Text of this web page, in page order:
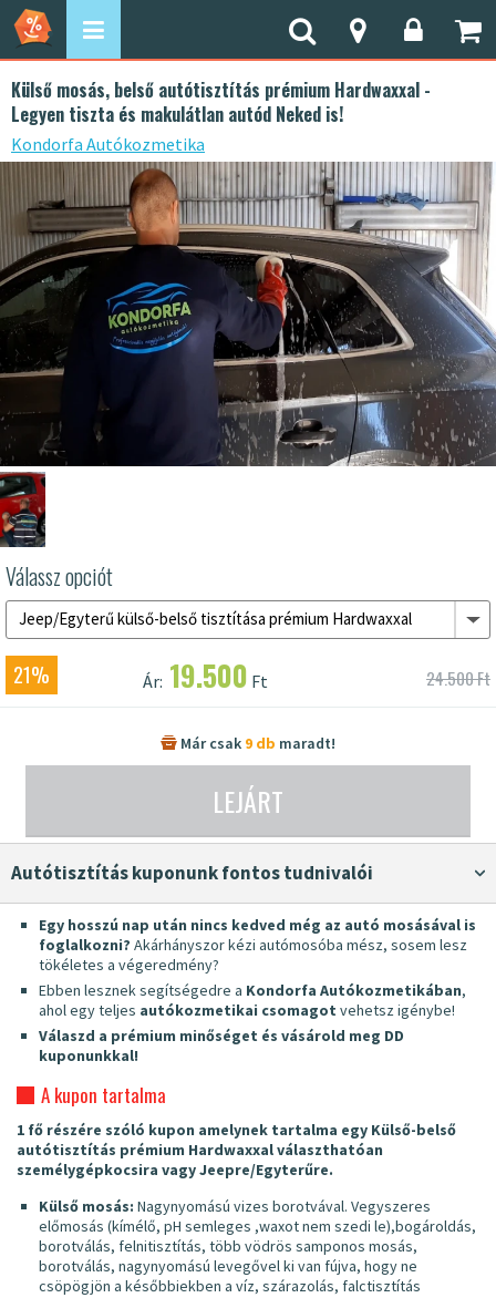
Külső mosás, belső autótisztítás prémium Hardwaxxal -
Legyen tiszta és makulátlan autód Neked is!
Kondorfa Autókozmetika
Válassz opciót
Jeep/Egyterű külső-belső tisztítása prémium Hardwaxxal
21% Ár: 19.500 Ft 24.500 Ft
Már csak 9 db maradt!
LEJÁRT
Autótisztítás kuponunk fontos tudnivalói
Egy hosszú nap után nincs kedved még az autó mosásával is
foglalkozni? Akárhányszor kézi autómosóba mész, sosem lesz
tökéletes a végeredmény?
Ebben lesznek segítségedre a Kondorfa Autókozmetikában,
ahol egy teljes autókozmetikai csomagot vehetsz igénybe!
Válaszd a prémium minőséget és vásárold meg DD
kuponunkkal!
A kupon tartalma
1 fő részére szóló kupon amelynek tartalma egy Külső-belső
autótisztítás prémium Hardwaxxal választhatóan
személygépkocsira vagy Jeepre/Egyterűre.
Külső mosás: Nagynyomású vizes borotvával. Vegyszeres
előmosás (kímélő, pH semleges ,waxot nem szedi le),bogároldás,
borotválás, felnitisztítás, több vödrös samponos mosás,
borotválás, nagynyomású levegővel ki van fújva, hogy ne
csöpögjön a későbbiekben a víz, szárazolás, falctisztítás